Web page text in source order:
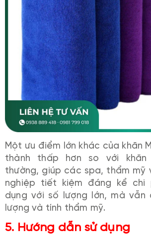
Một ưu điểm lớn khác của khăn
thành thấp hơn so với
thường, giúp các spa, thẩm mỹ
nghiệp tiết kiệm đáng kể chi
dụng với số lượng lớn, mà
lượng và tính thẩm mỹ.
5. Hướng dẫn sử dụng